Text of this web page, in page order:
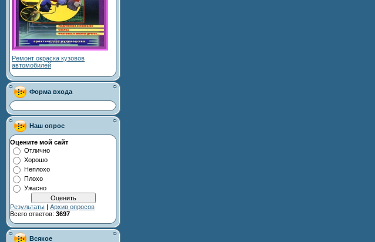
Ремонт окраска кузовов
автомобилей
Форма входа
Наш опрос
Оцените мой сайт
Отлично
Хорошо
Неплохо
Плохо
Ужасно
Результаты
Архив опросов
Всего ответов: 3697
Всякое